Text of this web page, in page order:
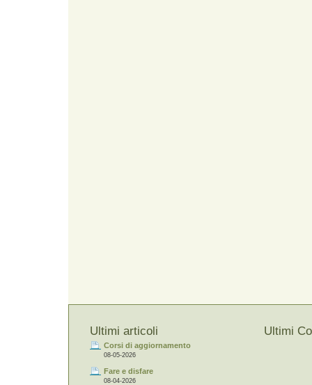
Ultimi articoli
Corsi di aggiornamento
08-05-2026
Fare e disfare
08-04-2026
Ultimi